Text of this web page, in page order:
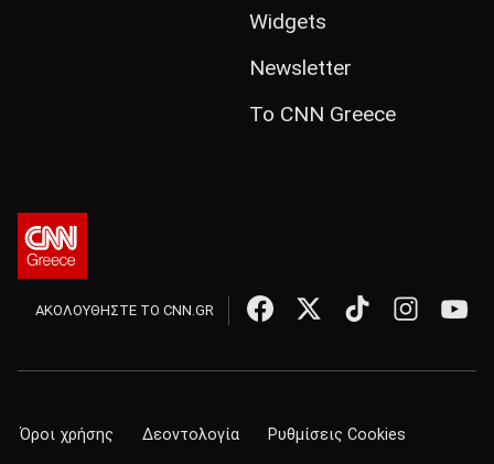
Widgets
Newsletter
Το CNN Greece
ΑΚΟΛΟΥΘΗΣΤΕ ΤΟ CNN.GR
Όροι χρήσης Δεοντολογία Ρυθμίσεις Cookies